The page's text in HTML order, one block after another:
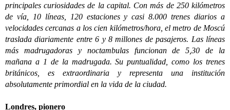
principales curiosidades de la capital. Con más de 250 kilómetros
de vía, 10 líneas, 120 estaciones y casi 8.000 trenes diarios a
velocidades cercanas a los cien kilómetros/hora, el metro de Moscú
traslada diariamente entre 6 y 8 millones de pasajeros. Las líneas
más madrugadoras y noctambulas funcionan de 5,30 de la
mañana a 1 de la madrugada. Su puntualidad, como los trenes
británicos, es extraordinaria y representa una institución
absolutamente primordial en la vida de la ciudad.
Londres, pionero